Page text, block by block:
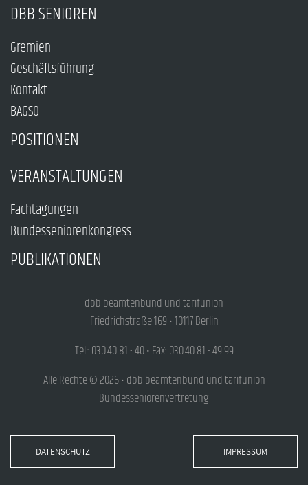
DBB SENIOREN
Gremien
Geschäftsführung
Kontakt
BAGSO
POSITIONEN
VERANSTALTUNGEN
Fachtagungen
Bundesseniorenkongress
PUBLIKATIONEN
dbb beamtenbund und tarifunion
Friedrichstraße 169 • 10117 Berlin
Tel.: 030.40 81 - 40 • Fax: 030.40 81 - 49 99
Alle Rechte © 2026 • dbb beamtenbund und tarifunion
Bundesseniorenvertretung
DATENSCHUTZ IMPRESSUM